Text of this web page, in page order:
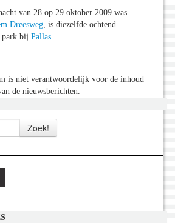
van 28 op 29 oktober 2009 was
Dreesweg, is diezelfde ochtend
park bij Pallas.
is niet verantwoordelijk voor de inhoud
de nieuwsberichten.